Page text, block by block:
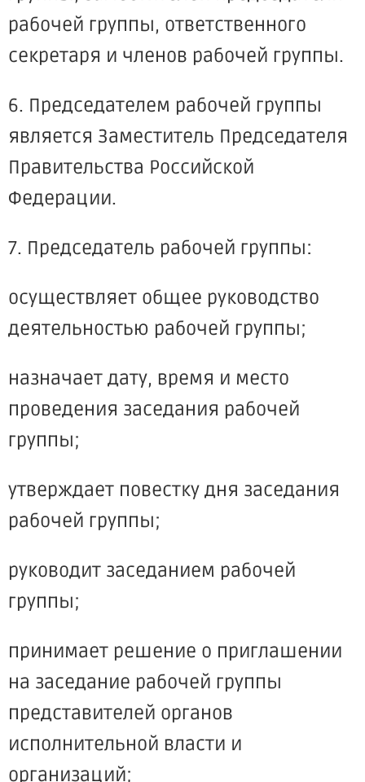
рабочей группы, ответственного
секретаря и членов рабочей группы.
6. Председателем рабочей группы
является Заместитель Председателя
Правительства Российской
Федерации.
7. Председатель рабочей группы:
осуществляет общее руководство
деятельностью рабочей группы;
назначает дату, время и место
проведения заседания рабочей
группы;
утверждает повестку дня заседания
рабочей группы;
руководит заседанием рабочей
группы;
принимает решение о приглашении
на заседание рабочей группы
представителей органов
исполнительной власти и
организаций;